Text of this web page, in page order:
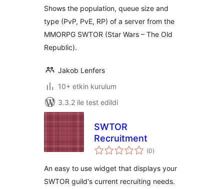
Shows the population, queue size and
type (PvP, PvE, RP) of a server from the
MMORPG SWTOR (Star Wars – The Old
Republic).
Jakob Lenfers
10+ etkin kurulum
3.3.2 ile test edildi
SWTOR
Recruitment
(0toplam
puan
)
An easy to use widget that displays your
SWTOR guild's current recruiting needs.